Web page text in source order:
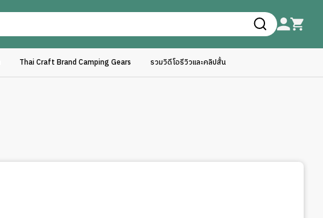
Thai Craft Brand Camping Gears รวมวิดีโอรีวิวและคลิปสั้น